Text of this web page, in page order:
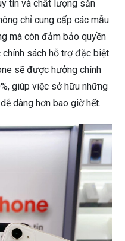
tín và chất lượng sản
chỉ cung cấp các mẫu
mà còn đảm bảo quyền
sách hỗ trợ đặc biệt.
sẽ được hưởng chính
giúp việc sở hữu những
dàng hơn bao giờ hết.